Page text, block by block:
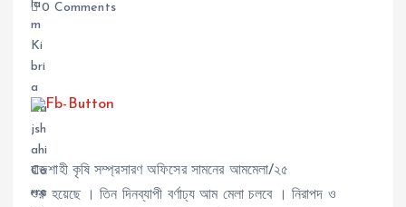
0 Comments
রাজশাহী কৃষি সম্প্রসারণ অফিসের সামনের আমমেলা/২৫
শুরু হয়েছে । তিন দিনব্যাপী বর্ণাঢ্য আম মেলা চলবে । নিরাপদ ও